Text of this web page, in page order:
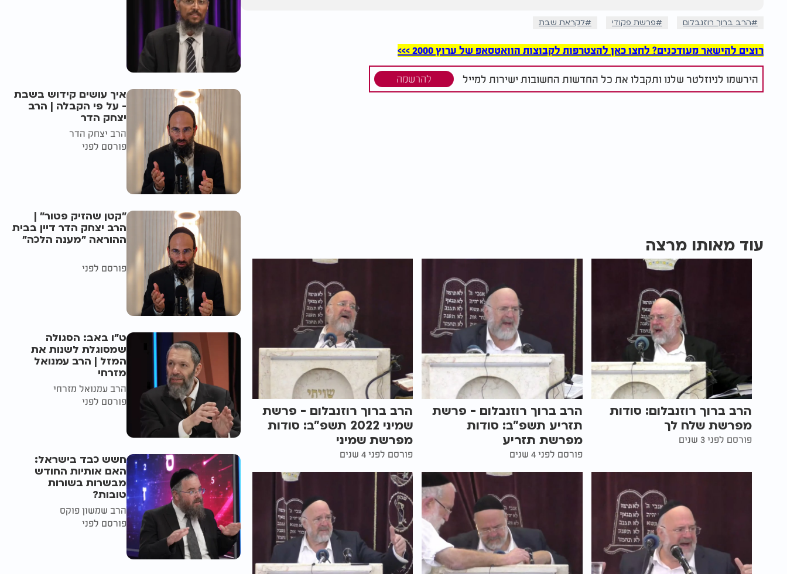
הרב ברוך רוזנבלום פרשת פקודי לקראת שבת
רוצים להישאר מעודכנים? לחצו כאן להצטרפות לקבוצות הוואטסאפ של ערוץ 2000 >>>
הירשמו לניוזלטר שלנו ותקבלו את כל החדשות החשובות ישירות למייל להרשמה
עוד מאותו מרצה
הרב ברוך רוזנבלום: סודות
מפרשת שלח לך
פורסם לפני 3 שנים
הרב ברוך רוזנבלום - פרשת
תזריע תשפ"ב: סודות
מפרשת תזריע
פורסם לפני 4 שנים
הרב ברוך רוזנבלום - פרשת
שמיני 2022 תשפ"ב: סודות
מפרשת שמיני
פורסם לפני 4 שנים
איך עושים קידוש בשבת
- על פי הקבלה | הרב
יצחק הדר
הרב יצחק הדר
פורסם לפני
"קטן שהזיק פטור" |
הרב יצחק הדר דיין בבית
ההוראה "מענה הלכה"
פורסם לפני
ט"ו באב: הסגולה
שמסוגלת לשנות את
המזל | הרב עמנואל
מזרחי
הרב עמנואל מזרחי
פורסם לפני
חשש כבד בישראל:
האם אותיות החודש
מבשרות בשורות
טובות?
הרב שמשון פוקס
פורסם לפני